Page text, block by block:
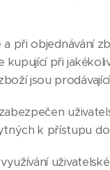
při objednávání
kupující při
jsou
k přístupu